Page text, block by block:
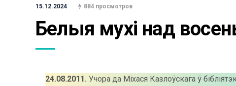
15.12.2024 884 просмотров
Белыя мухі над
24.08.2011. Учора да Міхася Казлоўскага ў